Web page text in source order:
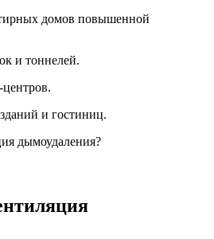
домов повышенной
и тоннелей.
и гостиниц.
дымоудаления?